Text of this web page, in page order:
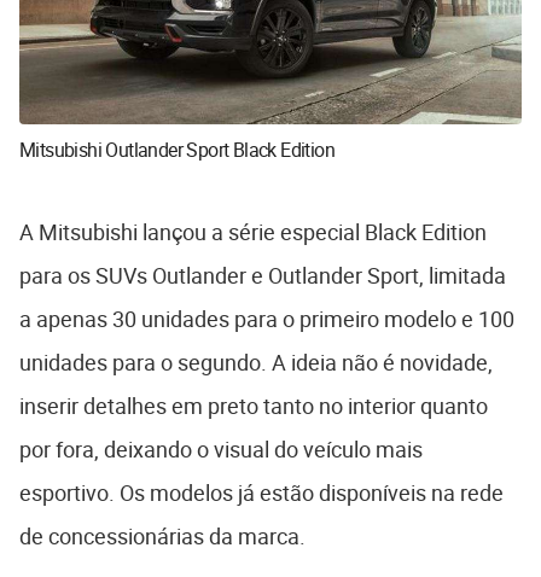
Mitsubishi Outlander Sport Black Edition
A Mitsubishi lançou a série especial Black Edition
para os SUVs Outlander e Outlander Sport, limitada
a apenas 30 unidades para o primeiro modelo e 100
unidades para o segundo. A ideia não é novidade,
inserir detalhes em preto tanto no interior quanto
por fora, deixando o visual do veículo mais
esportivo. Os modelos já estão disponíveis na rede
de concessionárias da marca.